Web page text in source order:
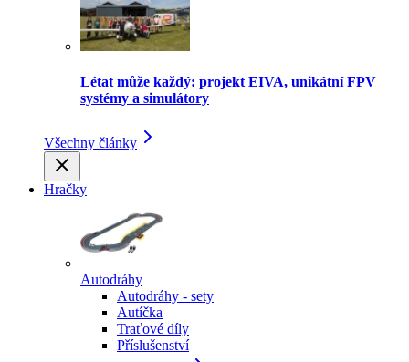
Létat může každý: projekt EIVA, unikátní FPV
systémy a simulátory
Všechny články
Hračky
Autodráhy
Autodráhy - sety
Autíčka
Traťové díly
Příslušenství